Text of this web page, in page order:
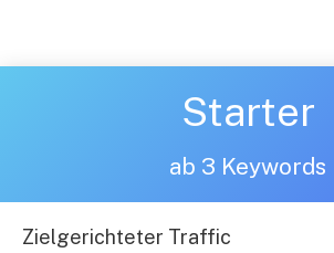
Starter
ab 3 Keywords
Zielgerichteter Traffic